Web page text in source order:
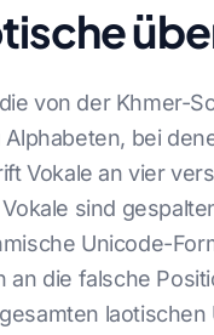
von der Khmer-
bei
Vokale an vier
sind
Unicode-
die falsche